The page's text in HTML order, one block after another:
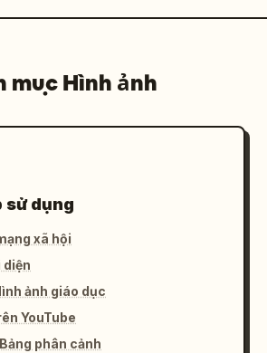
mục Hình ảnh
sử dụng
xã hội
diện
ảnh giáo dục
YouTube
phân cảnh